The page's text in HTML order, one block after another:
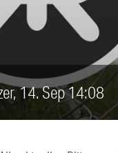
14. Sep 14:08